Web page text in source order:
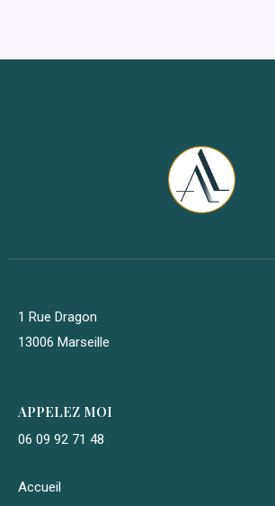
1 Rue Dragon
13006 Marseille
APPELEZ MOI
06 09 92 71 48
Accueil